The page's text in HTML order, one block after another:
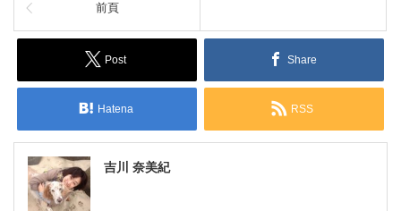
前頁
Post Share
Hatena RSS
吉川 奈美紀